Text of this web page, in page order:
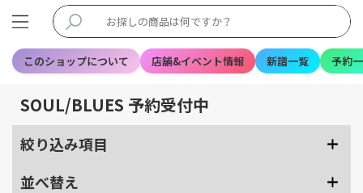
このショップについて 店舗&イベント情報 新譜一覧 予約
SOUL/BLUES 予約受付中
絞り込み項目
並べ替え